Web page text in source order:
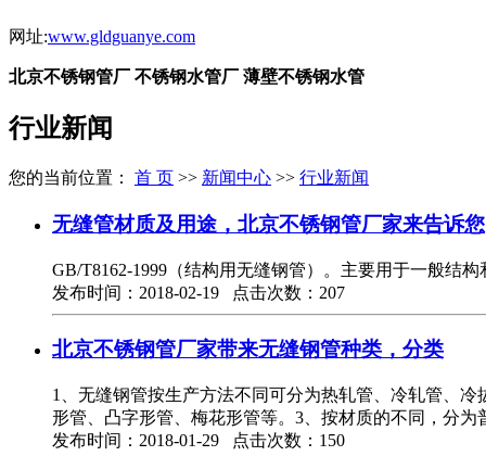
网址:www.gldguanye.com
北京不锈钢管厂 不锈钢水管厂 薄壁不锈钢水管
行业新闻
您的当前位置： 首 页 >> 新闻中心 >> 行业新闻
无缝管材质及用途，北京不锈钢管厂家来告诉您
GB/T8162-1999（结构用无缝钢管）。主要用于一般结
发布时间：2018-02-19 点击次数：207
北京不锈钢管厂家带来无缝钢管种类，分类
1、无缝钢管按生产方法不同可分为热轧管、冷轧管、
形管、凸字形管、梅花形管等。3、按材质的不同，分
发布时间：2018-01-29 点击次数：150